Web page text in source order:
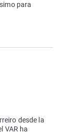
para
desde la
VAR ha